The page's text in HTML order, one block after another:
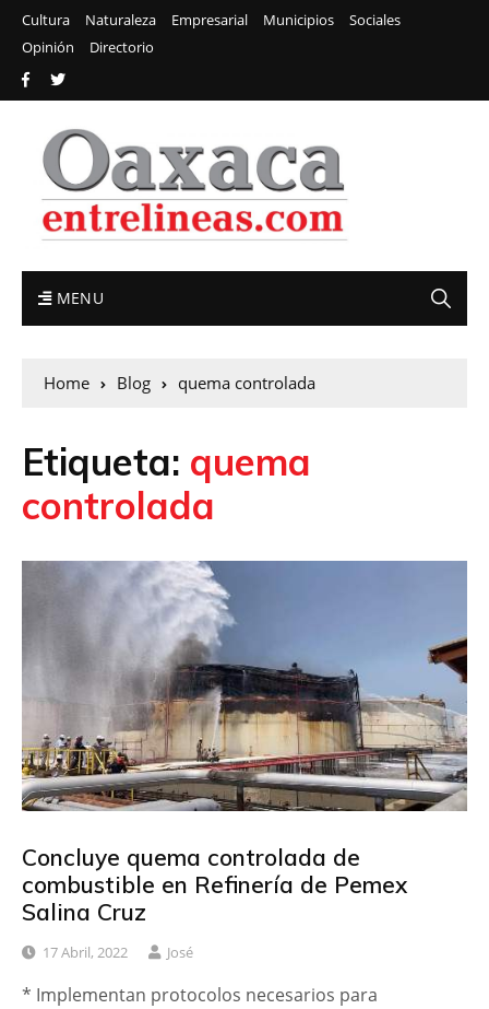
Cultura Naturaleza Empresarial Municipios
Sociales
Opinión
Directorio
MENU
Home Blog quema controlada
Etiqueta: quema
controlada
Concluye quema controlada de
combustible en Refinería de Pemex
Salina Cruz
17 Abril, 2022 José
* Implementan protocolos necesarios para